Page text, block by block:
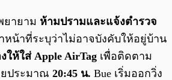
ยายาม ห้ามปรามและแจ้งตำรวจ
หน้าที่ระบุว่าไม่อาจบังคับให้อยู่บ้าน
ให้ใส่ Apple AirTag เพื่อติดตาม
ประมาณ 20:45 น. Bue เริ่มออกวิ่ง